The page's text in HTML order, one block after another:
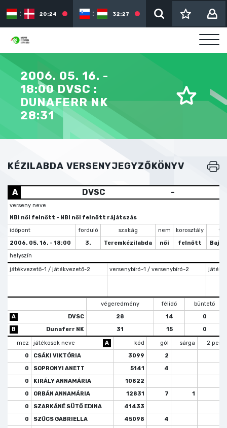
: 20:24 : 32:27 :
2006. 05. 16. -
18:00 DVSC :
DUNAFERR NK
28:31
KÉZILABDA VERSENYJEGYZŐKÖNYV
A DVSC -
verseny neve
NBI női felnőtt - NBI női felnőtt rájátszás
időpont
forduló szakág nem korosztály
2006. 05. 16. - 18:00
3. Teremkézilabda női felnőtt
helyszín
játékvezető-1 / játékvezető-2 versenybíró-1 / versenybíró-2
végeredmény félidő
büntető
A
DVSC 28 14
0
B
Dunaferr NK 31 15 0
mez játékosok neve A kód gól sárga
2 perc
0
CSÁKI VIKTÓRIA 3099
2
0
SOPRONYI ANETT 5141 4
0
KIRÁLY ANNAMÁRIA
10822
0
ORBÁN ANNAMÁRIA 12831 7
1
0
SZARKÁNÉ SÜTŐ EDINA
41433
0
SZŰCS GABRIELLA 45098 4